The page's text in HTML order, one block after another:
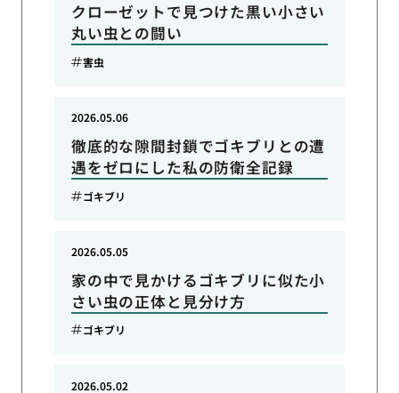
クローゼットで見つけた黒い小さい
丸い虫との闘い
害虫
徹底的な隙間封鎖でゴキブリとの遭
遇をゼロにした私の防衛全記録
2026.05.06
ゴキブリ
家の中で見かけるゴキブリに似た小
さい虫の正体と見分け方
2026.05.05
ゴキブリ
2026.05.02